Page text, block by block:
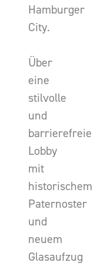
Hamburger
City.
Über
eine
stilvolle
und
barrierefreie
Lobby
mit
historischem
Paternoster
und
neuem
Glasaufzug